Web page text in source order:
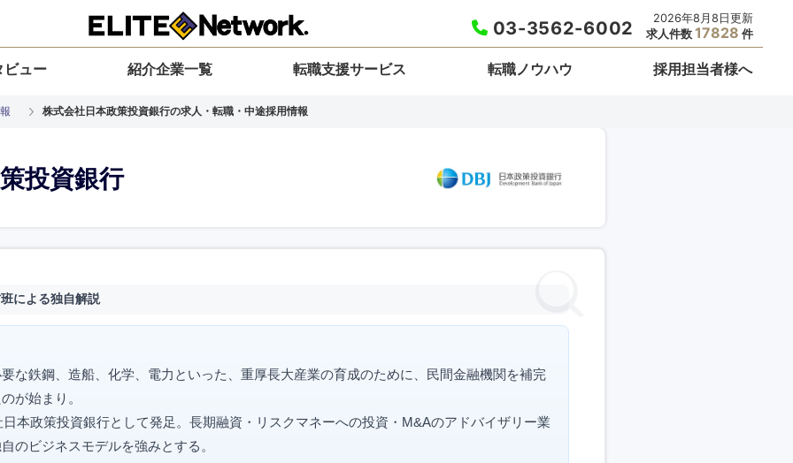
2026年8月8日更新
求人件数 17828 件
03-3562-6002
ビュー 紹介企業一覧 転職支援サービス 転職ノウハウ 採用担当者様へ
株式会社日本政策投資銀行の求人・転職・中途採用情報
投資銀行
による独自解説
な鉄鋼、造船、化学、電力といった、重厚長大産業の育成のために、民間金融機関を補完
が始まり。
本政策投資銀行として発足。長期融資・リスクマネーへの投資・M&Aのアドバイザリー業
のビジネスモデルを強みとする。